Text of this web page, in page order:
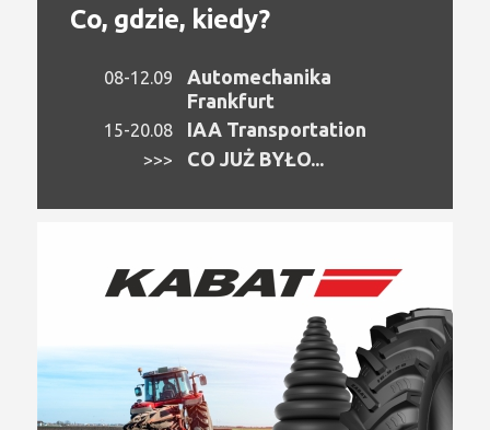
Co, gdzie, kiedy?
08-12.09
Automechanika
Frankfurt
15-20.08 IAA Transportation
>>> CO JUŻ BYŁO...